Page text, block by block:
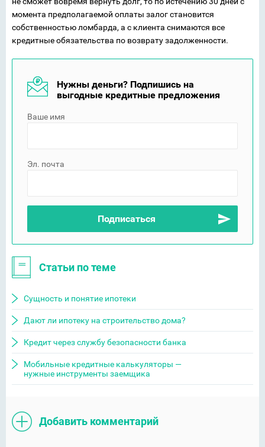
момента предполагаемой оплаты залог становится
собственностью ломбарда, а с клиента снимаются все
кредитные обязательства по возврату задолженности.
Нужны деньги? Подпишись на
выгодные кредитные предложения
Ваше имя
Эл. почта
Статьи по теме
Сущность и понятие ипотеки
Дают ли ипотеку на строительство дома?
Кредит через службу безопасности банка
Мобильные кредитные калькуляторы —
нужные инструменты заемщика
Добавить комментарий